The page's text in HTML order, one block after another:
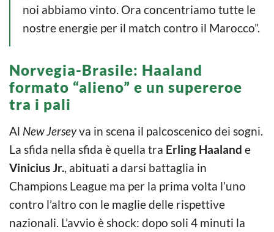
noi abbiamo vinto. Ora concentriamo tutte le
nostre energie per il match contro il Marocco”.
Norvegia-Brasile: Haaland
formato “alieno” e un supereroe
tra i pali
Al New Jerseyva in scena il palcoscenico dei sogni.
La sfida nella sfida è quella tra Erling Haaland e
Vinicius Jr. , abituati a darsi battaglia in
Champions League ma per la prima volta l’uno
contro l’altro con le maglie delle rispettive
nazionali. L’avvio è shock: dopo soli 4 minuti la